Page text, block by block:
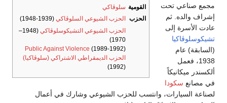
القومية سلوڤاكي
الحزب
الحزب الشيوعي السلوڤاكي (1939-1948)
الحزب الشيوعي التشيكوسلوڤاكي
(1948–
1970)
Public Against Violence (1989-1992)
الحزب الديمقراطي الاشتراكي (سلوڤاكيا)
(1992)
مجمع صناعي تحت
إشراف والده. ثم
عادت الأسرة إلى
تشيكوسلوڤاكيا
(السابقة) عام
1938، فعمل
ألكسندر ميكانيكاً
في مصانع سكودا
لصناعة السيارات، وانتسب للحزب الشيوعي وشارك في أعمال